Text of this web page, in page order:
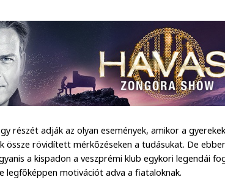
részét adják az olyan események, amikor a gyerekek
össze rövidített mérkőzéseken a tudásukat. De
a kispadon a veszprémi klub egykori legendái
legfőképpen motivációt adva a fiataloknak.